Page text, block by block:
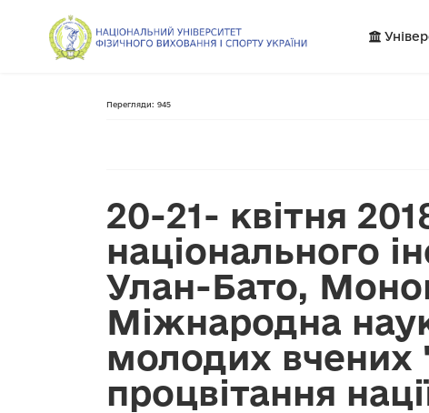
Перегляди: 945
20-21- квітня
національного
Улан-Бато,
Міжнародна
молодих вчених
процвітання